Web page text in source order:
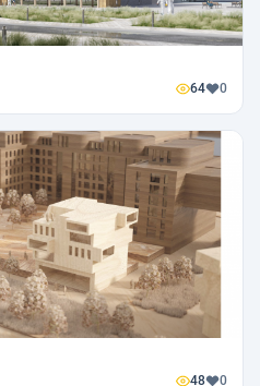
64 0
48 0